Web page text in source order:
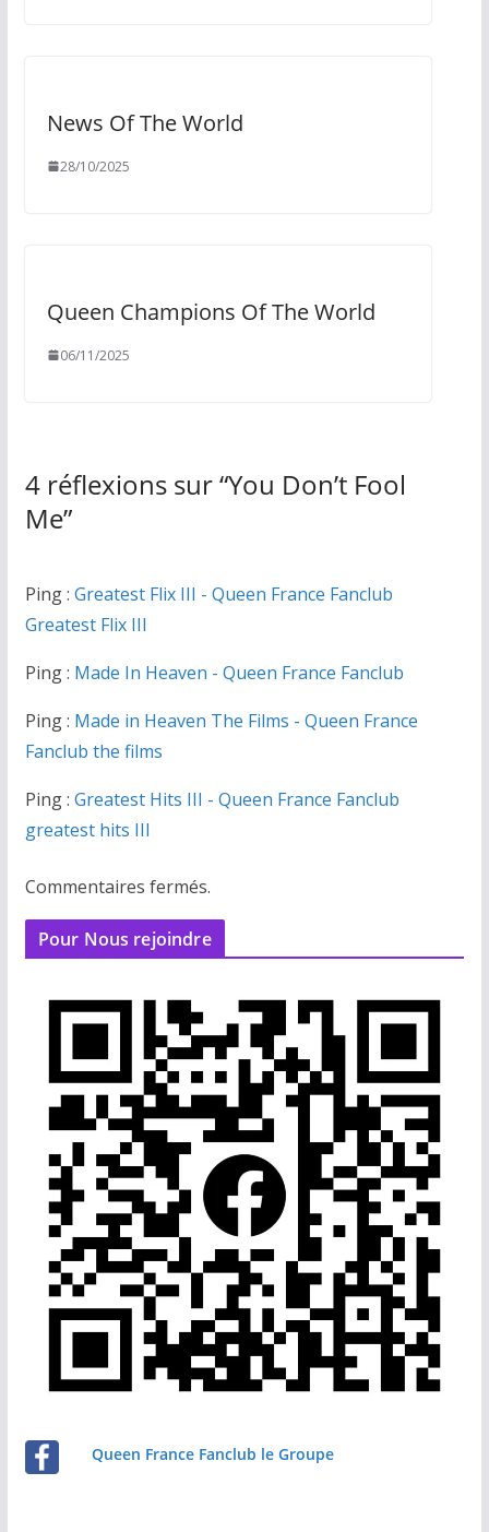
News Of The World
28/10/2025
Queen Champions Of The World
06/11/2025
4 réflexions sur “You Don’t Fool
Me”
Ping : Greatest Flix III - Queen France Fanclub
Greatest Flix III
Ping : Made In Heaven - Queen France Fanclub
Ping : Made in Heaven The Films - Queen France
Fanclub the films
Ping : Greatest Hits III - Queen France Fanclub
greatest hits III
Commentaires fermés.
Pour Nous rejoindre
Queen France Fanclub le Groupe